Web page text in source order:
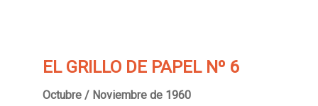
EL GRILLO DE PAPEL Nº 6
Octubre / Noviembre de 1960